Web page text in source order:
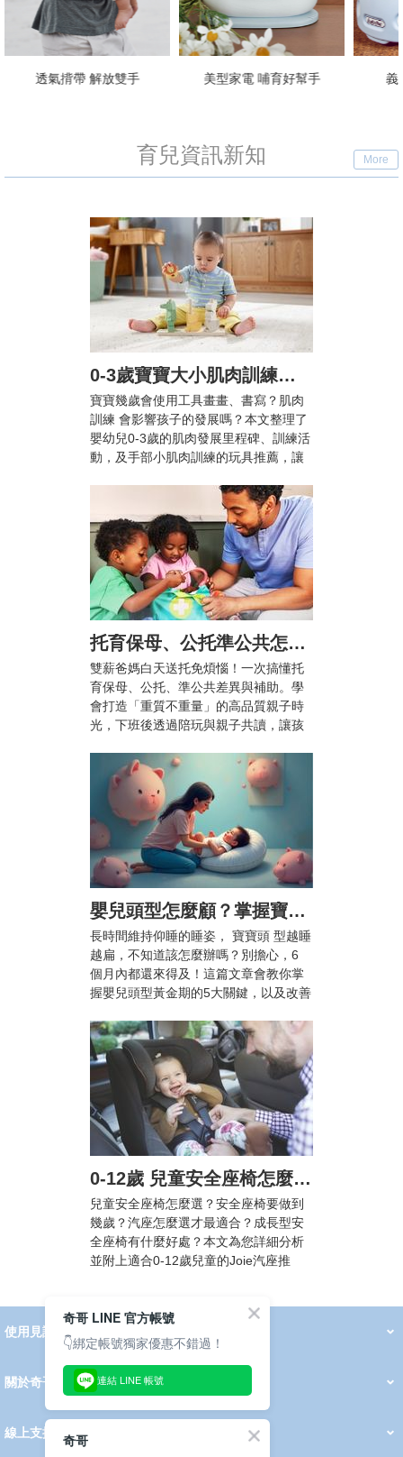
美型家電 哺育好幫手 義大利手工學步車
育兒資訊新知 More
0-3歲寶寶大小肌肉訓練怎麼做？爸媽必知的肌肉發展里程碑與10+款推薦玩具
寶寶幾歲會使用工具畫畫、書寫？肌肉
訓練 會影響孩子的發展嗎？本文整理了
嬰幼兒0-3歲的肌肉發展里程碑、訓練活
動，及手部小肌肉訓練的玩具推薦，讓
托育保母、公托準公共怎麼選？雙薪家庭托育攻略與親子陪伴指南
雙薪爸媽白天送托免煩惱！一次搞懂托
育保母、公托、準公共差異與補助。學
會打造「重質不重量」的高品質親子時
光，下班後透過陪玩與親子共讀，讓孩
育兒。
嬰兒頭型怎麼顧？掌握寶寶頭型黃金期5大關鍵，顧好漂亮頭型不扁頭！
長時間維持仰睡的睡姿， 寶寶頭 型越睡
越扁，不知道該怎麼辦嗎？別擔心，6
個月內都還來得及！這篇文章會教你掌
握嬰兒頭型黃金期的5大關鍵，以及改善
圓的漂亮頭型。
0-12歲 兒童安全座椅怎麼選? 汽車安全座椅法規懶人包，附Joie汽座挑選攻略
兒童安全座椅怎麼選？安全座椅要做到
幾歲？汽座怎麼選才最適合？成長型安
全座椅有什麼好處？本文為您詳細分析
並附上適合0-12歲兒童的Joie汽座推
使用見證
關於奇哥
最新消息
奇哥的故事
品牌經歷
門市據點
育兒資訊站 會員權益說明
我的帳戶
訂單查詢
紅利點數
修改會員資料
活動報名
線上支援
奇哥 LINE 官方帳號
👇綁定帳號獨家優惠不錯過！
連結 LINE 帳號
奇哥